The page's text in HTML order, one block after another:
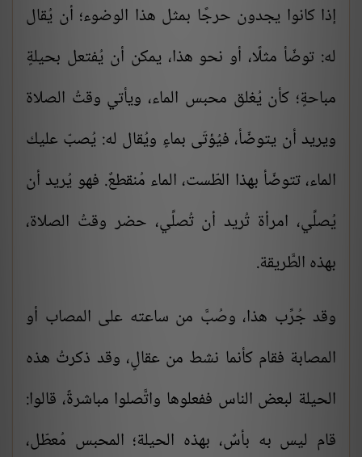
إذا كانوا يجدون حرجًا بمثل هذا الوضوء؛ أن يُقال
له: توضّأ مثلًا، أو نحو هذا، يمكن أن يُفتعل بحيلةٍ
مباحةٍ؛ كأن يُغلق محبس الماء، ويأتي وقتُ الصلاة
ويريد أن يتوضّأ، فيُؤتَى بماءٍ ويُقال له: يُصبّ عليك
الماء، تتوضّأ بهذا الطّست، الماء مُنقطعٌ. فهو يُريد أن
يُصلِّي، امرأة تُريد أن تُصلِّي، حضر وقتُ الصلاة،
بهذه الطَّريقة.
وقد جُرِّب هذا، وصُبَّ من ساعته على المصاب أو
المصابة فقام كأنما نشط من عقالٍ، وقد ذكرتُ هذه
الحيلة لبعض الناس ففعلوها واتَّصلوا مباشرةً، قالوا:
قام ليس به بأسٌ، بهذه الحيلة؛ المحبس مُعطّل،